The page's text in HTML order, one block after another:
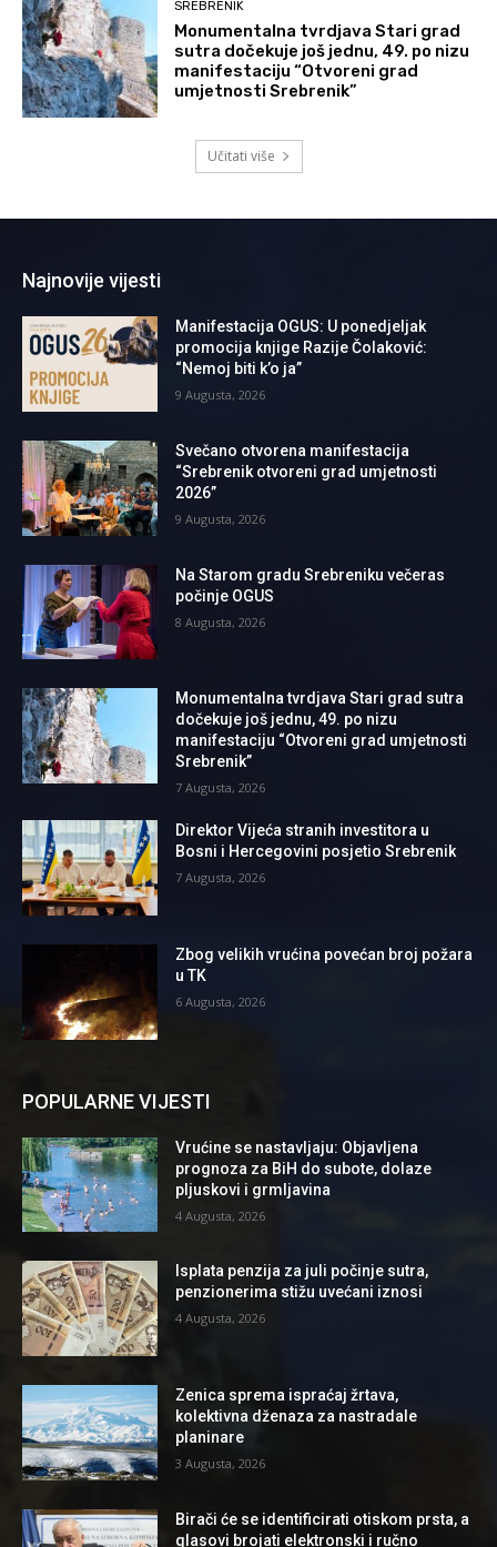
SREBRENIK
Monumentalna tvrdjava Stari grad
sutra dočekuje još jednu, 49. po nizu
manifestaciju “Otvoreni grad
umjetnosti Srebrenik”
Učitati više
Najnovije vijesti
Manifestacija OGUS: U ponedjeljak
promocija knjige Razije Čolaković:
“Nemoj biti k’o ja”
9 Augusta, 2026
Svečano otvorena manifestacija
“Srebrenik otvoreni grad umjetnosti
2026”
9 Augusta, 2026
Na Starom gradu Srebreniku večeras
počinje OGUS
8 Augusta, 2026
Monumentalna tvrdjava Stari grad sutra
dočekuje još jednu, 49. po nizu
manifestaciju “Otvoreni grad umjetnosti
Srebrenik”
7 Augusta, 2026
Direktor Vijeća stranih investitora u
Bosni i Hercegovini posjetio Srebrenik
7 Augusta, 2026
Zbog velikih vrućina povećan broj požara
u TK
6 Augusta, 2026
POPULARNE VIJESTI
Vrućine se nastavljaju: Objavljena
prognoza za BiH do subote, dolaze
pljuskovi i grmljavina
4 Augusta, 2026
Isplata penzija za juli počinje sutra,
penzionerima stižu uvećani iznosi
4 Augusta, 2026
Zenica sprema ispraćaj žrtava,
kolektivna dženaza za nastradale
planinare
3 Augusta, 2026
Birači će se identificirati otiskom prsta, a
glasovi brojati elektronski i ručno